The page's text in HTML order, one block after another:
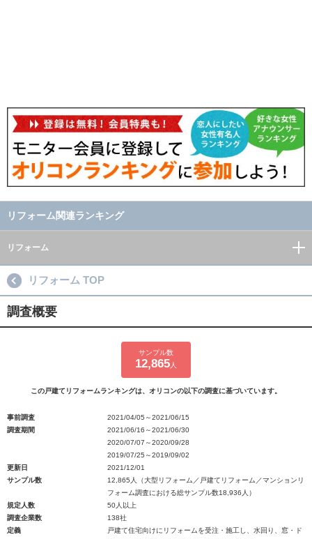
リフォーム関連ランキング
リフォーム
リフォーム TOP
調査概要
サンプル数
12,865 人
この戸建てリフォームランキングは、オリコンの以下の調査に基づいています。
事前調査
2021/04/05～2021/06/15
調査期間
2021/06/16～2021/06/30
2020/07/07～2020/09/28
2019/07/25～2019/09/02
更新日
2021/12/01
サンプル数
12,865人（大型リフォーム／戸建てリフォーム／マンションリ
フォーム調査における総サンプル数18,936人）
規定人数
50人以上
調査企業数
138社
定義
戸建て住宅向けにリフォームを受注・施工し、水回り、窓・ド